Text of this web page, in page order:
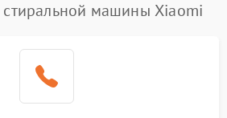
машины Xiaomi